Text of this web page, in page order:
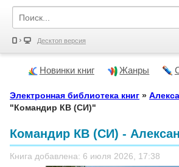
Десктоп версия
Новинки книг Жанры
Электронная библиотека книг »
"Командир КВ (СИ)"
Командир КВ (СИ) -
Книга добавлена: 6 июля 2026, 17:38